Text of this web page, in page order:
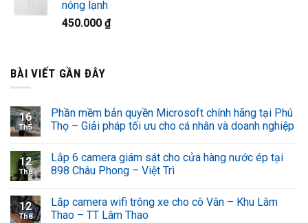
nóng lạnh
450.000 ₫
BÀI VIẾT GẦN ĐÂY
16
Th5
Phần mềm bản quyền Microsoft chính hãng tại Phú
Thọ – Giải pháp tối ưu cho cá nhân và doanh nghiệp
12
Th8
Lắp 6 camera giám sát cho cửa hàng nước ép tại
898 Châu Phong – Việt Trì
12
Th8
Lắp camera wifi trông xe cho cô Vân – Khu Lâm
Thao – TT Lâm Thao